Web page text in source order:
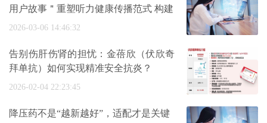
用户故事＂重塑听力健康传播范式 构建
2026-03-06 14:46:32
告别伤肝伤肾的担忧：金蓓欣（伏欣奇
拜单抗）如何实现精准安全抗炎？
2026-02-04 22:23:45
降压药不是“越新越好”，适配才是关键